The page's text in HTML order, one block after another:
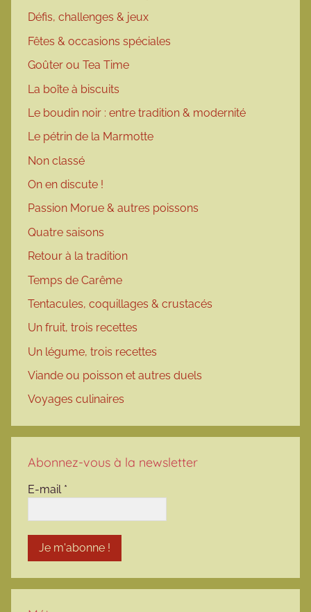
Défis, challenges & jeux
Fêtes & occasions spéciales
Goûter ou Tea Time
La boîte à biscuits
Le boudin noir : entre tradition & modernité
Le pétrin de la Marmotte
Non classé
On en discute !
Passion Morue & autres poissons
Quatre saisons
Retour à la tradition
Temps de Carême
Tentacules, coquillages & crustacés
Un fruit, trois recettes
Un légume, trois recettes
Viande ou poisson et autres duels
Voyages culinaires
Abonnez-vous à la newsletter
E-mail *